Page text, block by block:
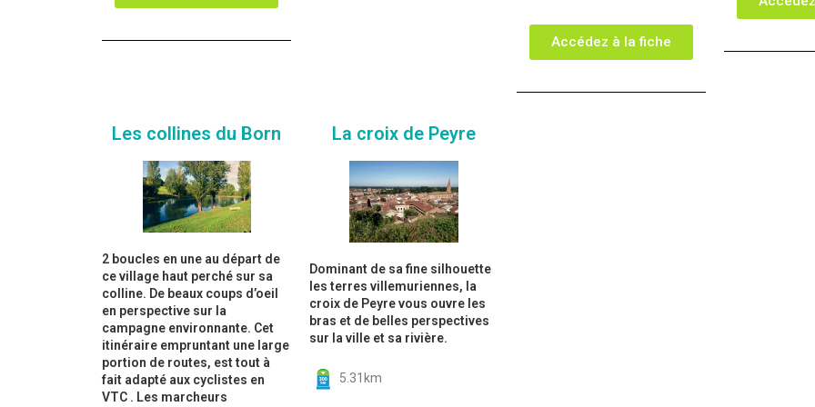
Accédez à la fiche
Les collines du Born
2 boucles en une au départ de
ce village haut perché sur sa
colline. De beaux coups d’oeil
en perspective sur la
campagne environnante. Cet
itinéraire empruntant une large
portion de routes, est tout à
fait adapté aux cyclistes en
VTC . Les marcheurs
La croix de Peyre
Dominant de sa fine silhouette
les terres villemuriennes, la
croix de Peyre vous ouvre les
bras et de belles perspectives
sur la ville et sa rivière.
5.31km